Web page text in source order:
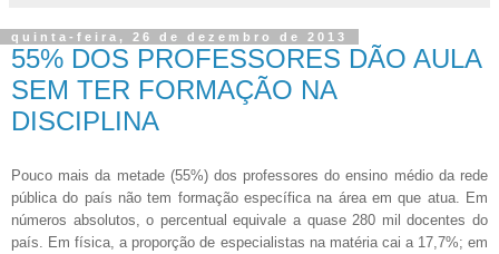
quinta-feira, 26 de dezembro de 2013
55% DOS PROFESSORES DÃO AULA
SEM TER FORMAÇÃO NA
DISCIPLINA
Pouco mais da metade (55%) dos professores do ensino médio da rede
pública do país não tem formação específica na área em que atua. Em
números absolutos, o percentual equivale a quase 280 mil docentes do
país. Em física, a proporção de especialistas na matéria cai a 17,7%; em